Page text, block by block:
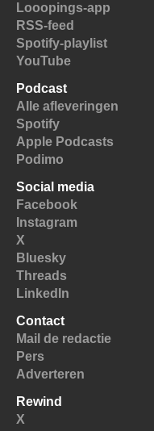
Looopings-app
RSS-feed
Spotify-playlist
YouTube
Podcast
Alle afleveringen
Spotify
Apple Podcasts
Podimo
Social media
Facebook
Instagram
X
Bluesky
Threads
LinkedIn
Contact
Mail de redactie
Pers
Adverteren
Rewind
X